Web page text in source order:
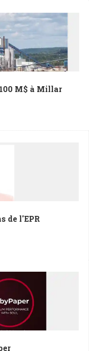
M$ à Millar
de l'EPR